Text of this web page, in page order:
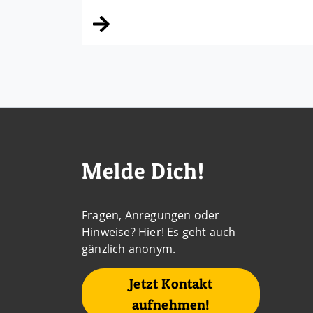
Melde Dich!
Fragen, Anregungen oder
Hinweise? Hier! Es geht auch
gänzlich anonym.
Jetzt Kontakt
aufnehmen!